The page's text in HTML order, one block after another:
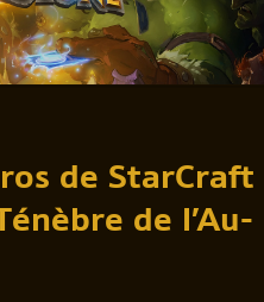
de StarCraft
de l’Au-